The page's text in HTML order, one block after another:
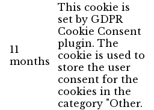
11
months
This cookie is
set by GDPR
Cookie Consent
plugin. The
cookie is used to
store the user
consent for the
cookies in the
category "Other.